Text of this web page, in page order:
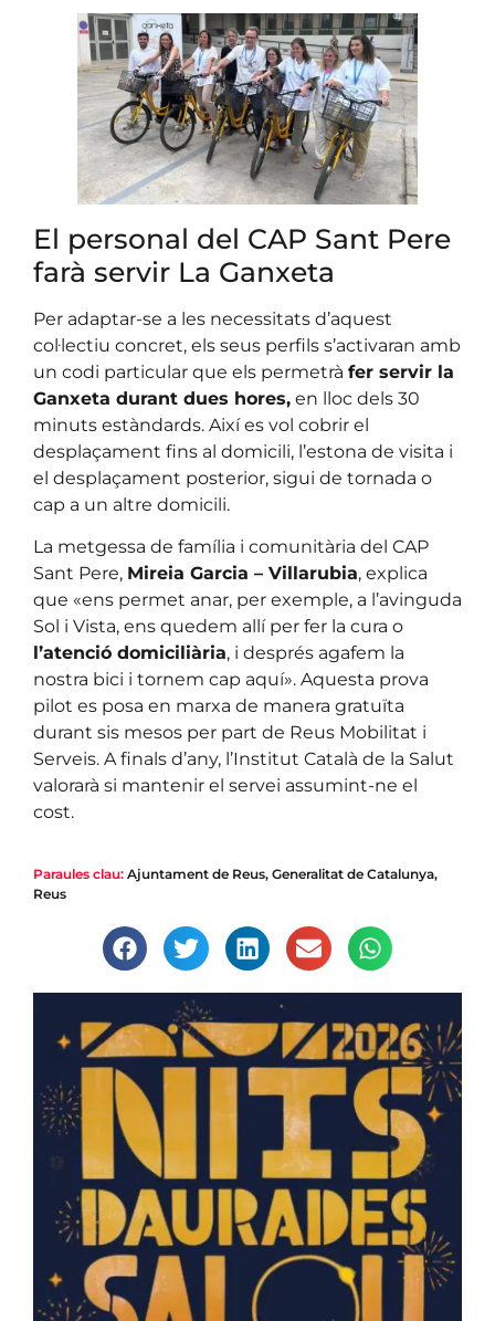
El personal del CAP Sant Pere
farà servir La Ganxeta
Per adaptar-se a les necessitats d’aquest
col·lectiu concret, els seus perfils s’activaran amb
un codi particular que els permetrà fer servir la
Ganxeta durant dues hores, en lloc dels 30
minuts estàndards. Així es vol cobrir el
desplaçament fins al domicili, l’estona de visita i
el desplaçament posterior, sigui de tornada o
cap a un altre domicili.
La metgessa de família i comunitària del CAP
Sant Pere, Mireia Garcia – Villarubia, explica
que «ens permet anar, per exemple, a l’avinguda
Sol i Vista, ens quedem allí per fer la cura o
l’atenció domiciliària, i després agafem la
nostra bici i tornem cap aquí». Aquesta prova
pilot es posa en marxa de manera gratuïta
durant sis mesos per part de Reus Mobilitat i
Serveis. A finals d’any, l’Institut Català de la Salut
valorarà si mantenir el servei assumint-ne el
cost.
Paraules clau: Ajuntament de Reus, Generalitat de Catalunya,
Reus